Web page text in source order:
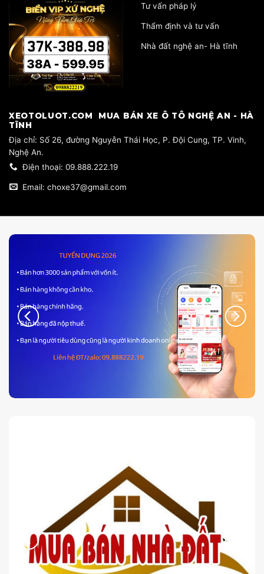
Tư vấn pháp lý
Thẩm định và tư vấn
Nhà đất nghệ an- Hà tĩnh
​XEOTOLUOT.COM MUA BÁN XE Ô TÔ NGHỆ AN - HÀ
TĨNH
​Địa chỉ: Số 26, đường Nguyễn Thái Học, P. Đội Cung, TP. Vinh,
Nghệ An.
Điện thoại: 09.888.222.19
Email: choxe37@gmail.com